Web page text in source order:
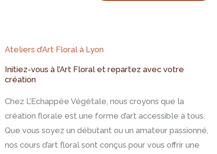
Ateliers d’Art Floral à Lyon
Initiez-vous à l’Art Floral et repartez avec votre
création
Chez L’Echappée Végétale, nous croyons que la
création florale est une forme d’art accessible à tous.
Que vous soyez un débutant ou un amateur passionné,
nos cours d’art floral sont conçus pour vous offrir une